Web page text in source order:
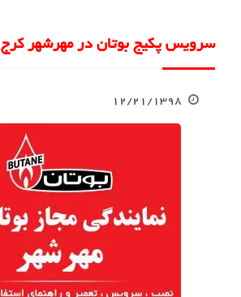
سرویس پکیج بوتان در مهرشهر کرج
۱۲/۲۱/۱۳۹۸